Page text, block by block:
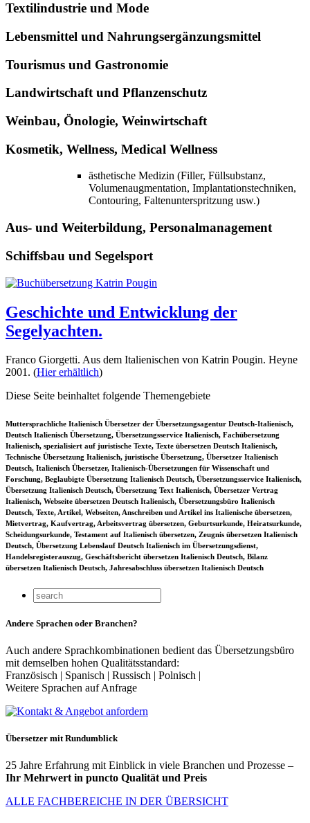
Textilindustrie und Mode
Lebensmittel und Nahrungsergänzungsmittel
Tourismus und Gastronomie
Landwirtschaft und Pflanzenschutz
Weinbau, Önologie, Weinwirtschaft
Kosmetik, Wellness, Medical Wellness
ästhetische Medizin (Filler, Füllsubstanz,
Volumenaugmentation, Implantationstechniken,
Contouring, Faltenunterspritzung usw.)
Aus- und Weiterbildung, Personalmanagement
Schiffsbau und Segelsport
Geschichte und Entwicklung der
Segelyachten.
Franco Giorgetti. Aus dem Italienischen von Katrin Pougin. Heyne
2001. (Hier erhältlich)
Diese Seite beinhaltet folgende Themengebiete
Muttersprachliche Italienisch Übersetzer der Übersetzungsagentur Deutsch-Italienisch,
Deutsch Italienisch Übersetzung, Übersetzungsservice Italienisch, Fachübersetzung
Italienisch, spezialisiert auf juristische Texte, Texte übersetzen Deutsch Italienisch,
Technische Übersetzung Italienisch, juristische Übersetzung, Übersetzer Italienisch
Deutsch, Italienisch Übersetzer, Italienisch-Übersetzungen für Wissenschaft und
Forschung, Beglaubigte Übersetzung Italienisch Deutsch, Übersetzungsservice Italienisch,
Übersetzung Italienisch Deutsch, Übersetzung Text Italienisch, Übersetzer Vertrag
Italienisch, Webseite übersetzen Deutsch Italienisch, Übersetzungsbüro Italienisch
Deutsch, Texte, Artikel, Webseiten, Anschreiben und Artikel ins Italienische übersetzen,
Mietvertrag, Kaufvertrag, Arbeitsvertrag übersetzen, Geburtsurkunde, Heiratsurkunde,
Scheidungsurkunde, Testament auf Italienisch übersetzen, Zeugnis übersetzen Italienisch
Deutsch, Übersetzung Lebenslauf Deutsch Italienisch im Übersetzungsdienst,
Handelsregisterauszug, Geschäftsbericht übersetzen Italienisch Deutsch, Bilanz
übersetzen Italienisch Deutsch, Jahresabschluss übersetzen Italienisch Deutsch
Andere Sprachen oder Branchen?
Auch andere Sprachkombinationen bedient das Übersetzungsbüro
mit demselben hohen Qualitätsstandard:
Französisch | Spanisch | Russisch | Polnisch |
Weitere Sprachen auf Anfrage
Übersetzer mit Rundumblick
25 Jahre Erfahrung mit Einblick in viele Branchen und Prozesse –
Ihr Mehrwert in puncto Qualität und Preis
ALLE FACHBEREICHE IN DER ÜBERSICHT